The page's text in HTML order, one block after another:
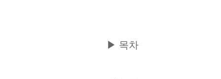
▶ 목차